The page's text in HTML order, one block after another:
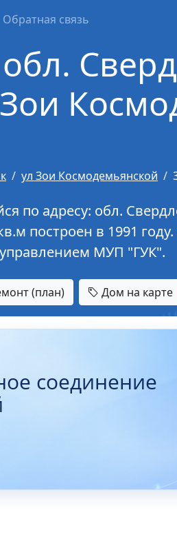
Обратная связь
ул Зои Космодемьянской
по адресу: обл.
построен в 1991
МУП "ГУК".
(план) Дом на карте
соединение